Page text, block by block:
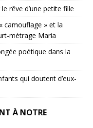
rêve d’une petite fille
camouflage » et la
métrage Maria
poétique dans la
qui doutent d’eux-
À NOTRE